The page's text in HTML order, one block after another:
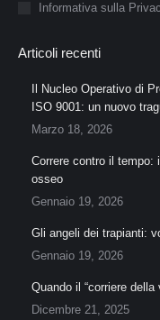
Informativa sulla
Articoli recenti
Il Nucleo Operativo di
ISO 9001: un nuovo
Marzo 18, 2026
Correre contro il tempo:
osseo
Gennaio 19, 2026
Gli angeli dei trapianti:
Gennaio 19, 2026
Quando il “corriere
Dicembre 21, 2025